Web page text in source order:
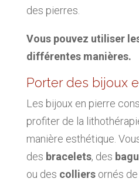
des pierres.
Vous pouvez utiliser
différentes manières.
Porter des bijoux
Les bijoux en pierre
profiter de la
manière esthétique.
des bracelets, des
ou des colliersornés